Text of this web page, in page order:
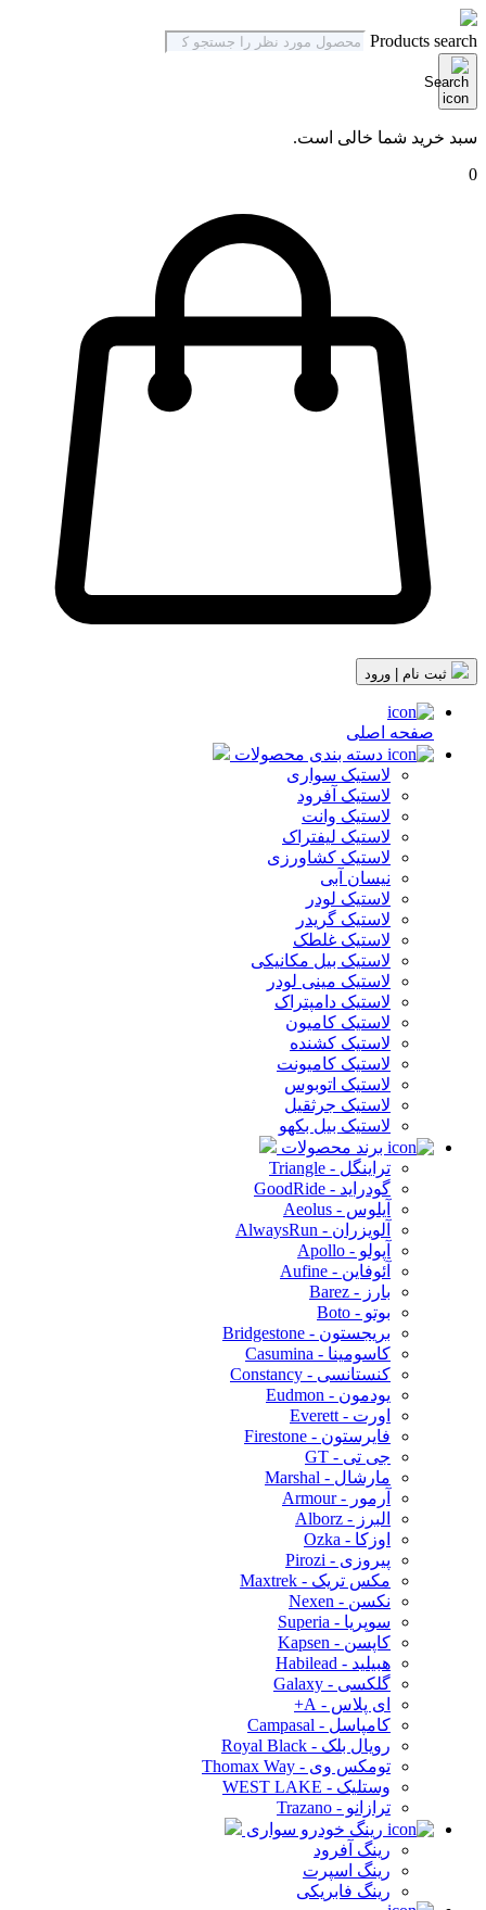
Products search
سبد خرید شما خالی است.
0
صفحه اصلی
دسته بندی محصولات
لاستیک سواری
لاستیک آفرود
لاستیک وانت
لاستیک لیفتراک
لاستیک کشاورزی
نیسان آبی
لاستیک لودر
لاستیک گریدر
لاستیک غلطک
لاستیک بیل مکانیکی
لاستیک مینی لودر
لاستیک دامپتراک
لاستیک کامیون
لاستیک کشنده
لاستیک کامیونت
لاستیک اتوبوس
لاستیک جرثقیل
لاستیک بیل بکهو
برند محصولات
تراینگل - Triangle
گودراید - GoodRide
آیلوس - Aeolus
آلویزران - AlwaysRun
آپولو - Apollo
آئوفاین - Aufine
بارز - Barez
بوتو - Boto
بریجستون - Bridgestone
کاسومینا - Casumina
کنستانسی - Constancy
یودمون - Eudmon
اورت - Everett
فایرستون - Firestone
جی تی - GT
مارشال - Marshal
آرمور - Armour
البرز - Alborz
اوزکا - Ozka
پیروزی - Pirozi
مکس تریک - Maxtrek
نکسن - Nexen
سوپریا - Superia
کاپسن - Kapsen
هبیلید - Habilead
گلکسی - Galaxy
ای پلاس - A+
کامپاسل - Campasal
رویال بلک - Royal Black
تومکس وی - Thomax Way
وستلیک - WEST LAKE
ترازانو - Trazano
رینگ خودرو سواری
رینگ آفرود
رینگ اسپرت
رینگ فابریکی